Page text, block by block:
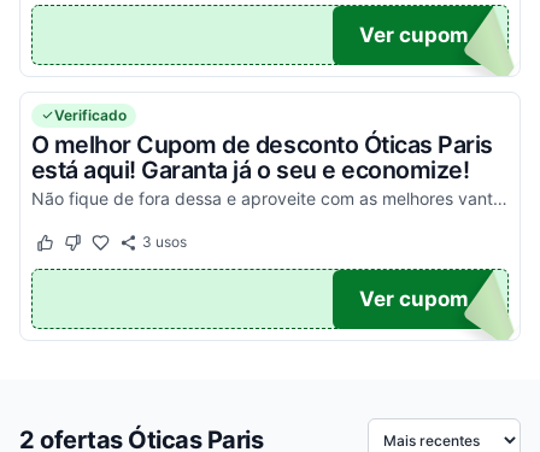
10
Ver cupom
Verificado
O melhor Cupom de desconto Óticas Paris
está aqui! Garanta já o seu e economize!
Não fique de fora dessa e aproveite com as melhores vantagens em todas as suas compras!
Este cupom funcionou
Este cupom não funcionou
3 usos
TICO
Ver cupom
2 ofertas Óticas Paris